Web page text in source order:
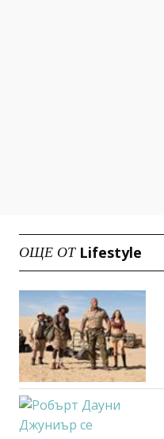
ОЩЕ ОТ Lifestyle